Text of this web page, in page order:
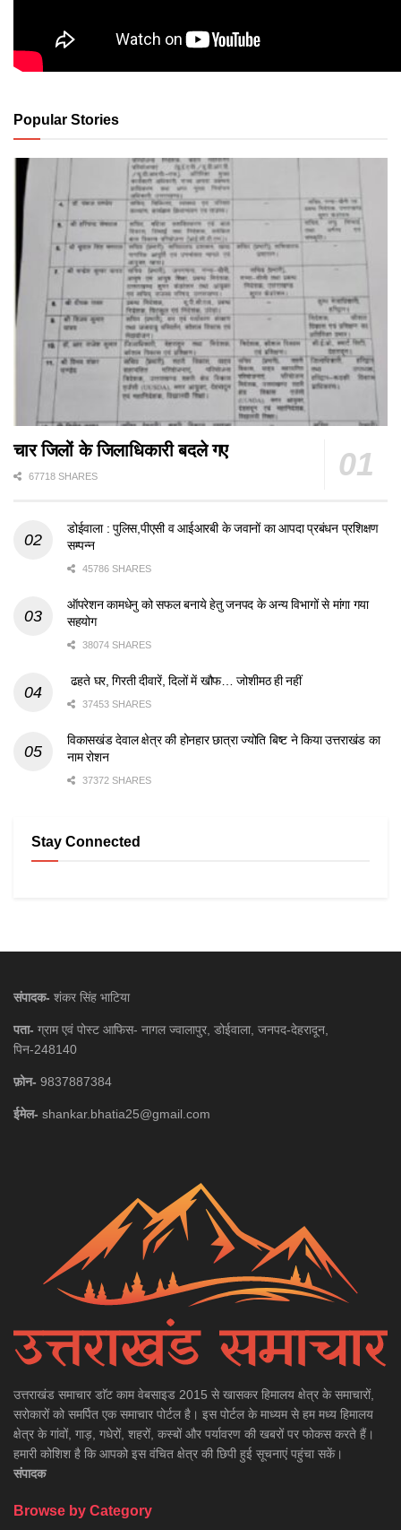
Popular Stories
चार जिलों के जिलाधिकारी बदले गए
67718 SHARES
डोईवाला : पुलिस,पीएसी व आईआरबी के जवानों का आपदा प्रबंधन प्रशिक्षण
सम्पन्न
45786 SHARES
ऑपरेशन कामधेनु को सफल बनाये हेतु जनपद के अन्य विभागों से मांगा गया
सहयोग
38074 SHARES
ढहते घर, गिरती दीवारें, दिलों में खौफ… जोशीमठ ही नहीं
37453 SHARES
विकासखंड देवाल क्षेत्र की होनहार छात्रा ज्योति बिष्ट ने किया उत्तराखंड का
नाम रोशन
37372 SHARES
Stay Connected
संपादक- शंकर सिंह भाटिया
पता- ग्राम एवं पोस्ट आफिस- नागल ज्वालापुर, डोईवाला, जनपद-देहरादून,
पिन-248140
फ़ोन- 9837887384
ईमेल- shankar.bhatia25@gmail.com
उत्तराखंड समाचार डाॅट काम वेबसाइड 2015 से खासकर हिमालय क्षेत्र के समाचारों,
सरोकारों को समर्पित एक समाचार पोर्टल है। इस पोर्टल के माध्यम से हम मध्य हिमालय
क्षेत्र के गांवों, गाड़, गधेरों, शहरों, कस्बों और पर्यावरण की खबरों पर फोकस करते हैं।
हमारी कोशिश है कि आपको इस वंचित क्षेत्र की छिपी हुई सूचनाएं पहुंचा सकें।
संपादक
Browse by Category